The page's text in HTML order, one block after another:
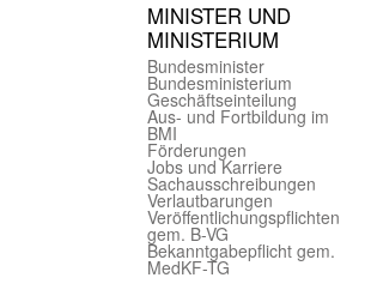
MINISTER UND
MINIST­ERIUM
Bundes­minister
Bundes­ministerium
Geschäfts­einteilung
Aus- und Fortbildung im
BMI
Förderungen
Jobs und Karriere
Sachaus­schreibungen
Verlautbarungen
Veröffentlichungspflichten
gem. B-VG
Bekanntgabepflicht gem.
MedKF-TG